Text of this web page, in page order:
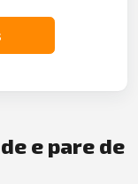
e pare de